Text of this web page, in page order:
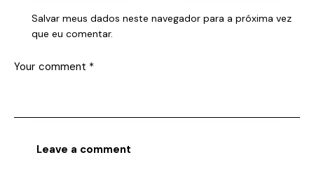
Salvar meus dados neste navegador para a próxima vez
que eu comentar.